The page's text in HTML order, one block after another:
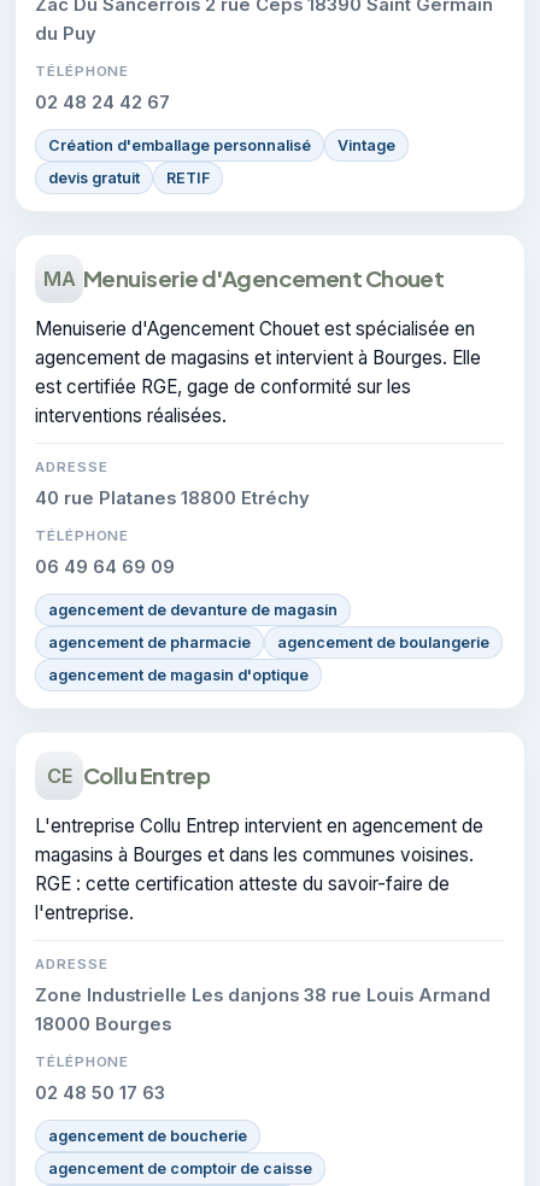
Zac Du Sancerrois 2 rue Ceps 18390 Saint Germain
du Puy
TÉLÉPHONE
02 48 24 42 67
Création d'emballage personnalisé
Vintage
devis gratuit
RETIF
MA Menuiserie d'Agencement Chouet
Menuiserie d'Agencement Chouet est spécialisée en
agencement de magasins et intervient à Bourges. Elle
est certifiée RGE, gage de conformité sur les
interventions réalisées.
ADRESSE
40 rue Platanes 18800 Etréchy
TÉLÉPHONE
06 49 64 69 09
agencement de devanture de magasin
agencement de pharmacie
agencement de boulangerie
agencement de magasin d'optique
CE Collu Entrep
L'entreprise Collu Entrep intervient en agencement de
magasins à Bourges et dans les communes voisines.
RGE : cette certification atteste du savoir-faire de
l'entreprise.
ADRESSE
Zone Industrielle Les danjons 38 rue Louis Armand
18000 Bourges
TÉLÉPHONE
02 48 50 17 63
agencement de boucherie
agencement de comptoir de caisse